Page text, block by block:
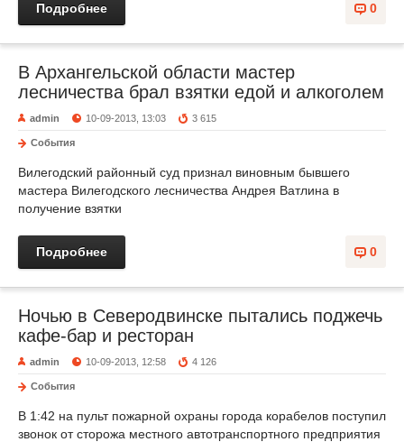
0
Подробнее
В Архангельской области мастер
лесничества брал взятки едой и алкоголем
admin 10-09-2013, 13:03 3 615
События
Вилегодский районный суд признал виновным бывшего
мастера Вилегодского лесничества Андрея Ватлина в
получение взятки
0
Подробнее
Ночью в Северодвинске пытались поджечь
кафе-бар и ресторан
admin 10-09-2013, 12:58 4 126
События
В 1:42 на пульт пожарной охраны города корабелов поступил
звонок от сторожа местного автотранспортного предприятия